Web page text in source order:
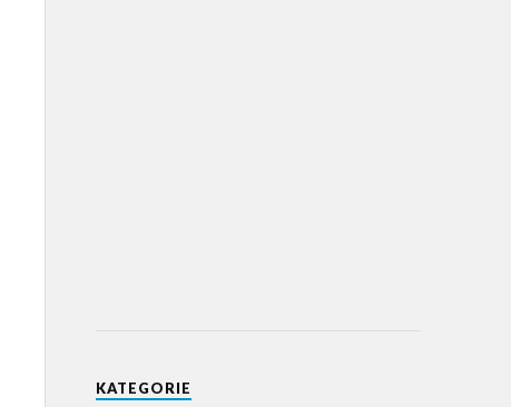
KATEGORIE